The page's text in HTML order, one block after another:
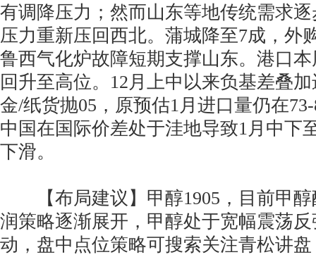
有调降压力；然而山东等地传统需求
压力重新压回西北。蒲城降至7成，外
鲁西气化炉故障短期支撑山东。港口
回升至高位。12月上中以来负基差叠
金/纸货抛05，原预估1月进口量仍在
中国在国际价差处于洼地导致1月中下
下滑。
【布局建议】甲醇1905，目前甲醇
润策略逐渐展开，甲醇处于宽幅震荡
动，盘中点位策略可搜索关注青松讲